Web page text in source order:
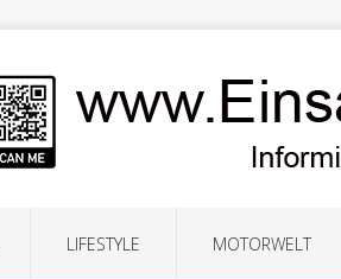
LIFESTYLE MOTORWELT